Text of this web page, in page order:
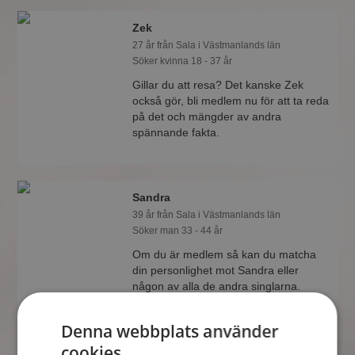
Zek
27 år från Sala i Västmanlands län
Söker kvinna 18 - 37 år
Gillar du att resa? Det kanske Zek
också gör, bli medlem nu för att ta reda
på det och mängder av andra
spännande fakta.
Sandra
39 år från Sala i Västmanlands län
Söker man 33 - 44 år
Om du är medlem så kan du matcha
din personlighet mot Sandra eller
någon av alla de andra singlarna.
Denna webbplats använder